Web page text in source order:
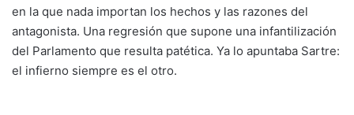
en la que nada importan los hechos y las razones del
antagonista. Una regresión que supone una infantilización
del Parlamento que resulta patética. Ya lo apuntaba Sartre:
el infierno siempre es el otro.